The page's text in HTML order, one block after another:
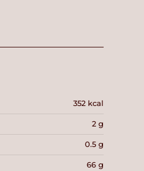
352 kcal
2 g
0.5 g
66 g